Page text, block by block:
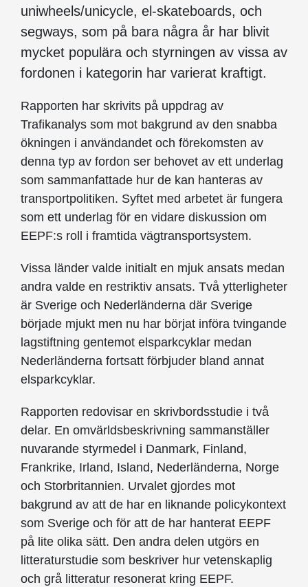
uniwheels/unicycle, el-skateboards, och
segways, som på bara några år har blivit
mycket populära och styrningen av vissa av
fordonen i kategorin har varierat kraftigt.
Rapporten har skrivits på uppdrag av
Trafikanalys som mot bakgrund av den snabba
ökningen i användandet och förekomsten av
denna typ av fordon ser behovet av ett underlag
som sammanfattade hur de kan hanteras av
transportpolitiken. Syftet med arbetet är fungera
som ett underlag för en vidare diskussion om
EEPF:s roll i framtida vägtransportsystem.
Vissa länder valde initialt en mjuk ansats medan
andra valde en restriktiv ansats. Två ytterligheter
är Sverige och Nederländerna där Sverige
började mjukt men nu har börjat införa tvingande
lagstiftning gentemot elsparkcyklar medan
Nederländerna fortsatt förbjuder bland annat
elsparkcyklar.
Rapporten redovisar en skrivbordsstudie i två
delar. En omvärldsbeskrivning sammanställer
nuvarande styrmedel i Danmark, Finland,
Frankrike, Irland, Island, Nederländerna, Norge
och Storbritannien. Urvalet gjordes mot
bakgrund av att de har en liknande policykontext
som Sverige och för att de har hanterat EEPF
på lite olika sätt. Den andra delen utgörs en
litteraturstudie som beskriver hur vetenskaplig
och grå litteratur resonerat kring EEPF.